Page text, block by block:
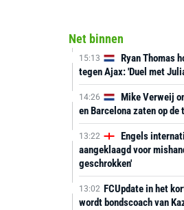
Net binnen
15:13
Ryan Thomas
tegen Ajax: 'Duel met
14:26
Mike Verweij
en Barcelona zaten op
13:22
Engels
aangeklaagd voor
geschrokken'
13:02 FCUpdate in het
wordt bondscoach van